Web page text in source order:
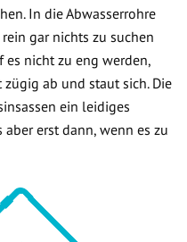
In die Abwasserrohre
gar nichts zu suchen
es nicht zu eng werden,
ab und staut sich. Die
ein leidiges
erst dann, wenn es zu